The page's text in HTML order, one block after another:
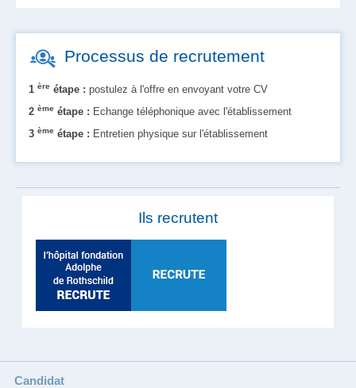
Processus de recrutement
1 ère étape : postulez à l'offre en envoyant votre CV
2 ème étape : Echange téléphonique avec l'établissement
3 ème étape : Entretien physique sur l'établissement
Ils recrutent
Candidat